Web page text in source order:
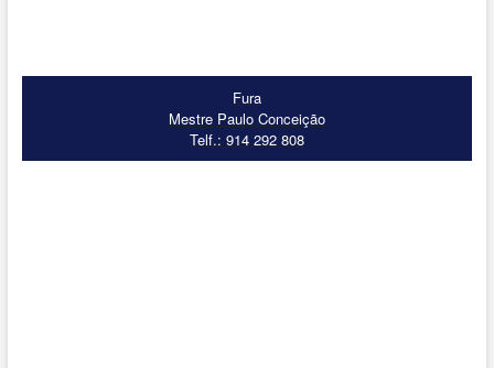
Fura
Mestre Paulo Conceição
Telf.: 914 292 808